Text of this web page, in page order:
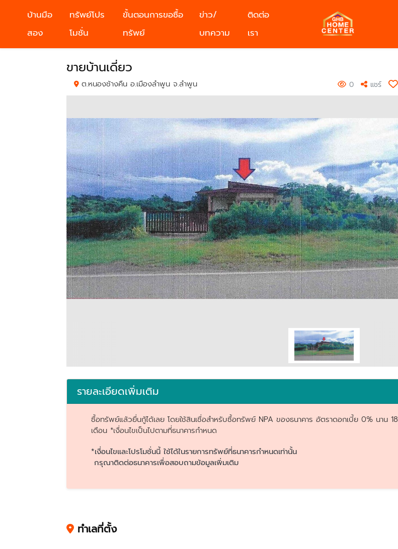
บ้านมือ
สอง
ทรัพย์โปร
โมชั่น
ขั้นตอนการขอซื้อ
ทรัพย์
ข่าว/
บทความ
ติดต่อ
เรา
ขายบ้านเดี่ยว
ต.หนองช้างคืน อ.เมืองลำพูน จ.ลำพูน 0 แชร์
รายละเอียดเพิ่มเติม
ซื้อทรัพย์แล้วยื่นกู้ได้เลย โดยใช้สินเชื่อสำหรับซื้อทรัพย์ NPA ของธนาคาร อัตราดอกเบี้ย 0% นาน 18
เดือน *เงื่อนไขเป็นไปตามที่ธนาคารกำหนด
*เงื่อนไขและโปรโมชั่นนี้ ใช้ได้ในรายการทรัพย์ที่ธนาคารกำหนดเท่านั้น
กรุณาติดต่อธนาคารเพื่อสอบถามข้อมูลเพิ่มเติม
ทำเลที่ตั้ง